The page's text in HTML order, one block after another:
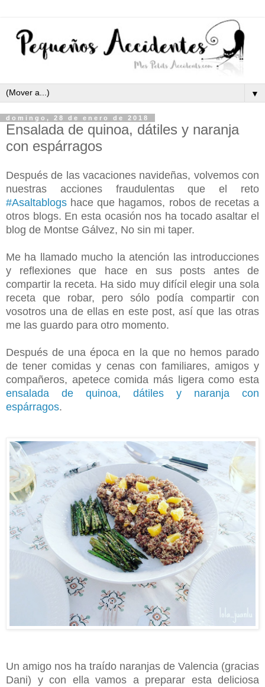
▼
domingo, 28 de enero de 2018
Ensalada de quinoa, dátiles y naranja
con espárragos
Después de las vacaciones navideñas, volvemos con
nuestras acciones fraudulentas que el reto
#Asaltablogs hace que hagamos, robos de recetas a
otros blogs. En esta ocasión nos ha tocado asaltar el
blog de Montse Gálvez, No sin mi taper.
Me ha llamado mucho la atención las introducciones
y reflexiones que hace en sus posts antes de
compartir la receta. Ha sido muy difícil elegir una sola
receta que robar, pero sólo podía compartir con
vosotros una de ellas en este post, así que las otras
me las guardo para otro momento.
Después de una época en la que no hemos parado
de tener comidas y cenas con familiares, amigos y
compañeros, apetece comida más ligera como esta
ensalada de quinoa, dátiles y naranja con
espárragos.
Un amigo nos ha traído naranjas de Valencia (gracias
Dani) y con ella vamos a preparar esta deliciosa